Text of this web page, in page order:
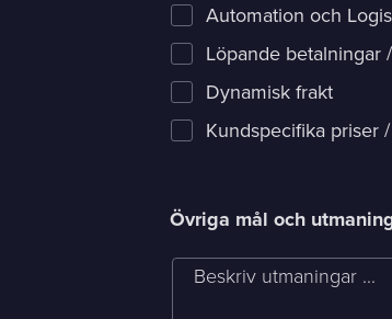
Automation och
Löpande betalningar
Dynamisk frakt
Kundspecifika priser
Övriga mål och
Beskriv utmaningar ...